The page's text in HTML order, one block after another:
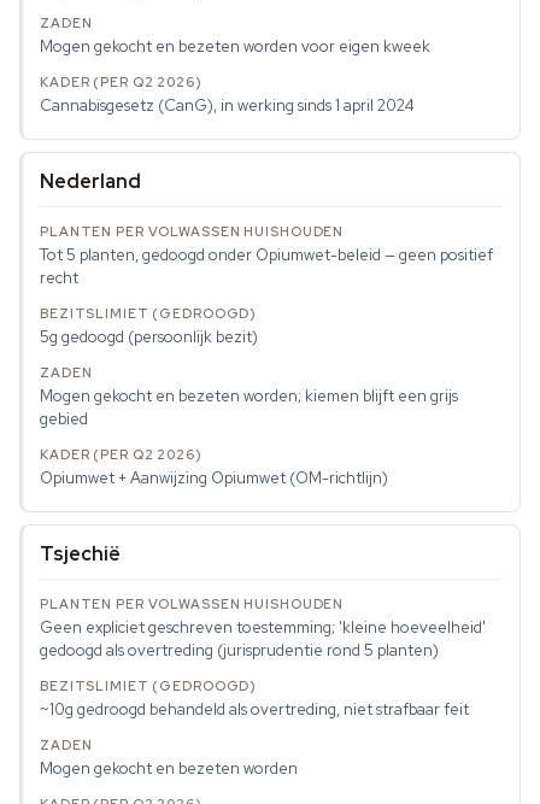
Mogen gekocht en bezeten worden voor eigen kweek
Cannabisgesetz (CanG), in werking sinds 1 april 2024
Nederland
Tot 5 planten, gedoogd onder Opiumwet-beleid — geen positief
recht
5g gedoogd (persoonlijk bezit)
Mogen gekocht en bezeten worden; kiemen blijft een grijs
gebied
Opiumwet + Aanwijzing Opiumwet (OM-richtlijn)
Tsjechië
Geen expliciet geschreven toestemming; 'kleine hoeveelheid'
gedoogd als overtreding (jurisprudentie rond 5 planten)
~10g gedroogd behandeld als overtreding, niet strafbaar feit
Mogen gekocht en bezeten worden